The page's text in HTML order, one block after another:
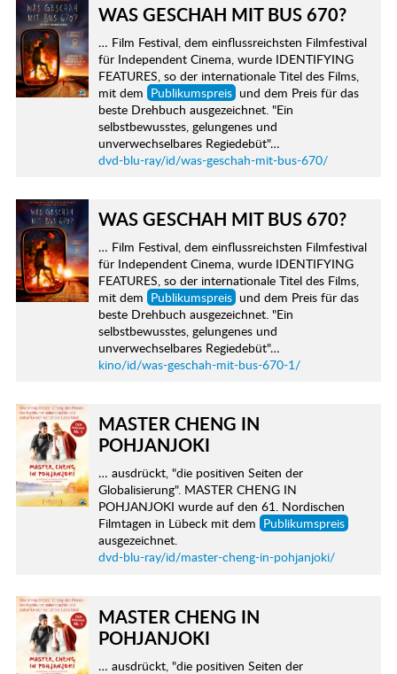
WAS GESCHAH MIT BUS 670?
… Film Festival, dem einflussreichsten Filmfestival
für Independent Cinema, wurde IDENTIFYING
FEATURES, so der internationale Titel des Films,
mit dem Publikumspreis und dem Preis für das
beste Drehbuch ausgezeichnet. "Ein
selbstbewusstes, gelungenes und
unverwechselbares Regiedebüt"…
dvd-blu-ray/id/was-geschah-mit-bus-670/
WAS GESCHAH MIT BUS 670?
… Film Festival, dem einflussreichsten Filmfestival
für Independent Cinema, wurde IDENTIFYING
FEATURES, so der internationale Titel des Films,
mit dem Publikumspreis und dem Preis für das
beste Drehbuch ausgezeichnet. "Ein
selbstbewusstes, gelungenes und
unverwechselbares Regiedebüt"…
kino/id/was-geschah-mit-bus-670-1/
MASTER CHENG IN
POHJANJOKI
… ausdrückt, "die positiven Seiten der
Globalisierung". MASTER CHENG IN
POHJANJOKI wurde auf den 61. Nordischen
Filmtagen in Lübeck mit dem Publikumspreis
ausgezeichnet.
dvd-blu-ray/id/master-cheng-in-pohjanjoki/
MASTER CHENG IN
POHJANJOKI
… ausdrückt, "die positiven Seiten der